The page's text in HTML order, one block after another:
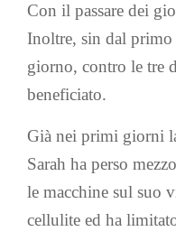
Con il passare dei
Inoltre, sin dal primo
giorno, contro le tre
beneficiato.
Già nei primi giorni
Sarah ha perso
le macchine sul suo
cellulite ed ha